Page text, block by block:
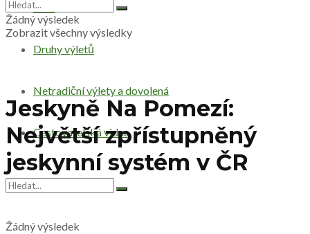
Svět
Druhy výletů
Netradiční výlety a dovolená
Cestovatelská videa
Žádný výsledek
Žádný výsledek
Zobrazit všechny výsledky
Jeskyně Na Pomezí:
Největší zpřístupněný
jeskynní systém v ČR